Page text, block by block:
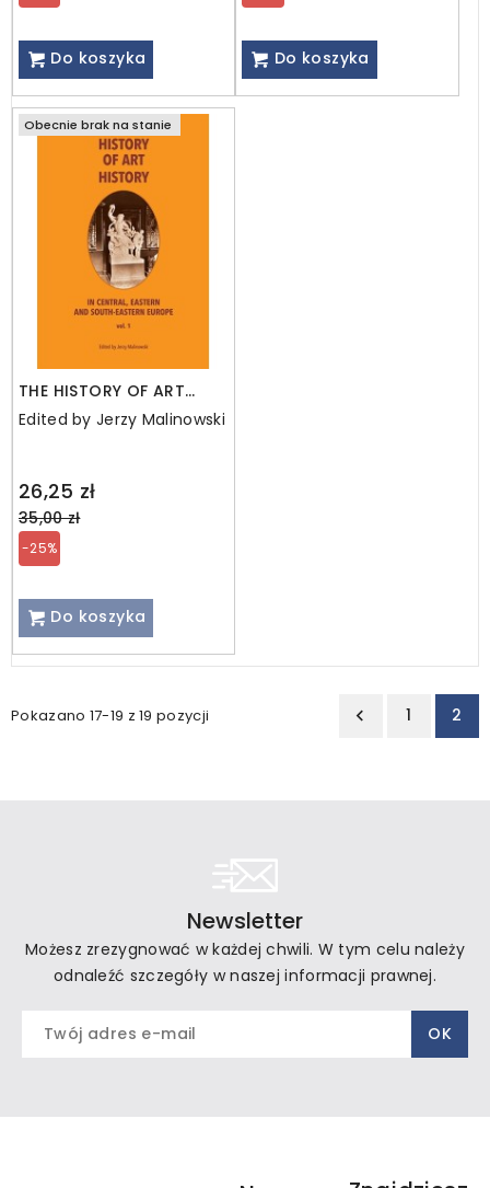
Do koszyka Do koszyka
Obecnie brak na stanie
THE HISTORY OF ART
HISTORY IN CENTRAL,
EASTERN AND SOUTH-
Edited by Jerzy Malinowski
26,25 zł
Regular
price
35,00 zł
-25%
Do koszyka
Pokazano 17-19 z 19 pozycji  1 2
Newsletter
Możesz zrezygnować w każdej chwili. W tym celu należy
odnaleźć szczegóły w naszej informacji prawnej.